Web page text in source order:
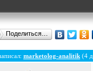
Поделиться…
marketolog-analitik(4